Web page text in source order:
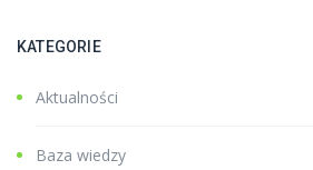
KATEGORIE
Aktualności
Baza wiedzy